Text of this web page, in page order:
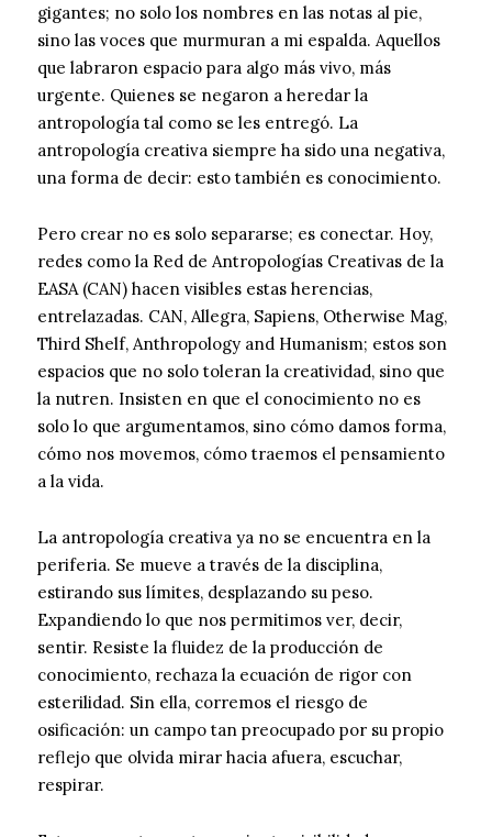
gigantes; no solo los nombres en las notas al pie,
sino las voces que murmuran a mi espalda. Aquellos
que labraron espacio para algo más vivo, más
urgente. Quienes se negaron a heredar la
antropología tal como se les entregó. La
antropología creativa siempre ha sido una negativa,
una forma de decir: esto también es conocimiento.
Pero crear no es solo separarse; es conectar. Hoy,
redes como la Red de Antropologías Creativas de la
EASA (CAN) hacen visibles estas herencias,
entrelazadas. CAN, Allegra, Sapiens, Otherwise Mag,
Third Shelf, Anthropology and Humanism; estos son
espacios que no solo toleran la creatividad, sino que
la nutren. Insisten en que el conocimiento no es
solo lo que argumentamos, sino cómo damos forma,
cómo nos movemos, cómo traemos el pensamiento
a la vida.
La antropología creativa ya no se encuentra en la
periferia. Se mueve a través de la disciplina,
estirando sus límites, desplazando su peso.
Expandiendo lo que nos permitimos ver, decir,
sentir. Resiste la fluidez de la producción de
conocimiento, rechaza la ecuación de rigor con
esterilidad. Sin ella, corremos el riesgo de
osificación: un campo tan preocupado por su propio
reflejo que olvida mirar hacia afuera, escuchar,
respirar.